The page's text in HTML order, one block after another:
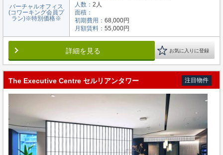
バーチャルオフィス
(コワーキング会員プ
ラン)※特別価格※
人数： 2人
面積：
初期費用： 68,000円
月額賃料： 55,000円
詳細を見る お気に入りに登録
The Executive Centre セルリアンタワー 注目物件